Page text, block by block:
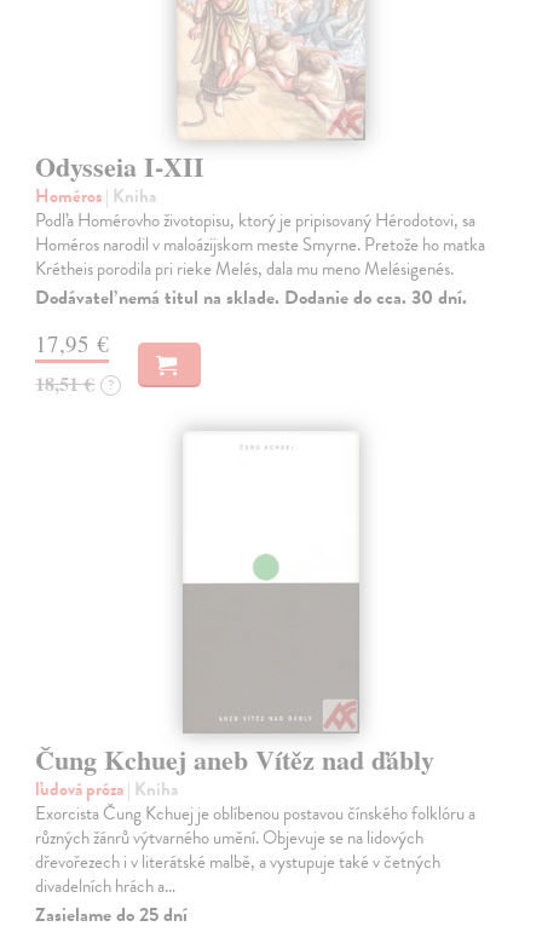
Odysseia I-XII
Homéros| Kniha
Podľa Homérovho životopisu, ktorý je pripisovaný Hérodotovi, sa
Homéros narodil v maloázijskom meste Smyrne. Pretože ho matka
Krétheis porodila pri rieke Melés, dala mu meno Melésigenés.
Dodávateľ nemá titul na sklade. Dodanie do cca. 30 dní.
17,95 €
18,51 € ?
Čung Kchuej aneb Vítěz nad ďábly
ľudová próza| Kniha
Exorcista Čung Kchuej je oblíbenou postavou čínského folklóru a
různých žánrů výtvarného umění. Objevuje se na lidových
dřevořezech i v literátské malbě, a vystupuje také v četných
divadelních hrách a…
Zasielame do 25 dní